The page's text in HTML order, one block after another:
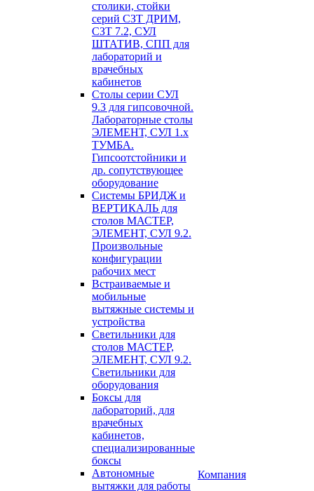
столики, стойки
серий СЗТ ДРИМ,
СЗТ 7.2, СУЛ
ШТАТИВ, СПП для
лабораторий и
врачебных
кабинетов
Столы серии СУЛ
9.3 для гипсовочной.
Лабораторные столы
ЭЛЕМЕНТ, СУЛ 1.х
ТУМБА.
Гипсоотстойники и
др. сопутствующее
оборудование
Системы БРИДЖ и
ВЕРТИКАЛЬ для
столов МАСТЕР,
ЭЛЕМЕНТ, СУЛ 9.2.
Произвольные
конфигурации
рабочих мест
Встраиваемые и
мобильные
вытяжные системы и
устройства
Светильники для
столов МАСТЕР,
ЭЛЕМЕНТ, СУЛ 9.2.
Светильники для
оборудования
Боксы для
лабораторий, для
врачебных
кабинетов,
специализированные
боксы
Автономные
вытяжки для работы
Компания